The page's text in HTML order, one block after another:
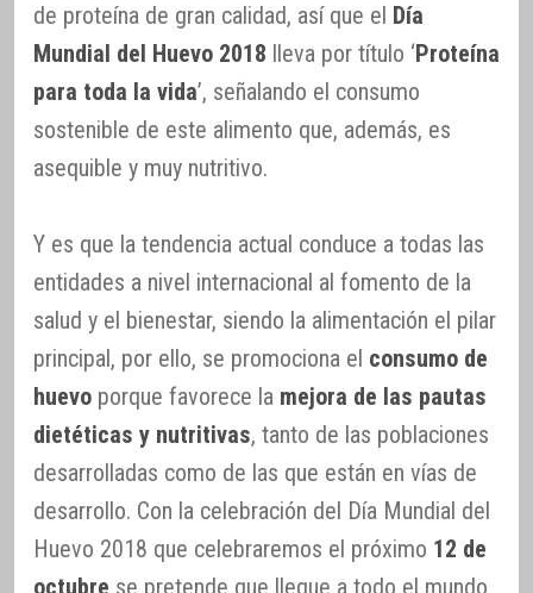
de proteína de gran calidad, así que el Día
Mundial del Huevo 2018 lleva por título ‘Proteína
para toda la vida’, señalando el consumo
sostenible de este alimento que, además, es
asequible y muy nutritivo.
Y es que la tendencia actual conduce a todas las
entidades a nivel internacional al fomento de la
salud y el bienestar, siendo la alimentación el pilar
principal, por ello, se promociona el consumo de
huevo porque favorece la mejora de las pautas
dietéticas y nutritivas, tanto de las poblaciones
desarrolladas como de las que están en vías de
desarrollo. Con la celebración del Día Mundial del
Huevo 2018 que celebraremos el próximo 12 de
octubre se pretende que llegue a todo el mundo